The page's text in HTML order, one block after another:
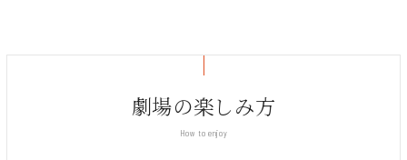
奏：芦屋フィルハーモニー管弦楽団
田邊裕子（フェイスゴスペルスクール）
劇場の楽しみ方
How to enjoy